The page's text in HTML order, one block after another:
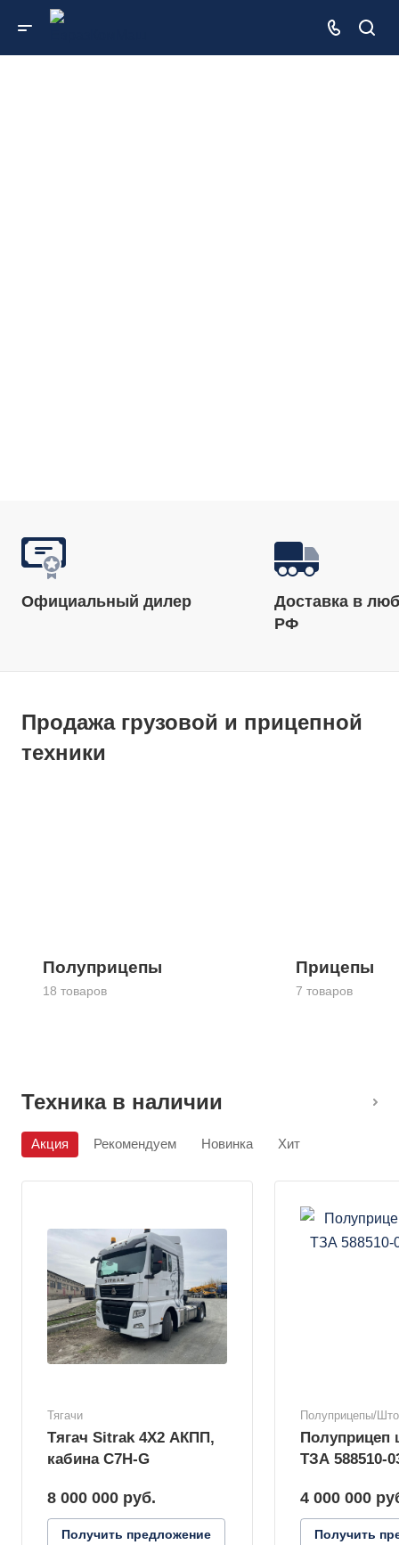
Официальный дилер
Доставка в
РФ
Продажа грузовой и прицепной
техники
Полуприцепы
18 товаров
Прицепы
7 товаров
Техника в наличии
Акция Рекомендуем Новинка Хит
Тягачи
Тягач Sitrak 4X2 АКПП,
кабина C7H-G
8 000 000 руб.
Получить предложение
Полуприцепы/
Полуприцеп
ТЗА 588510-
4 000 000
Получить